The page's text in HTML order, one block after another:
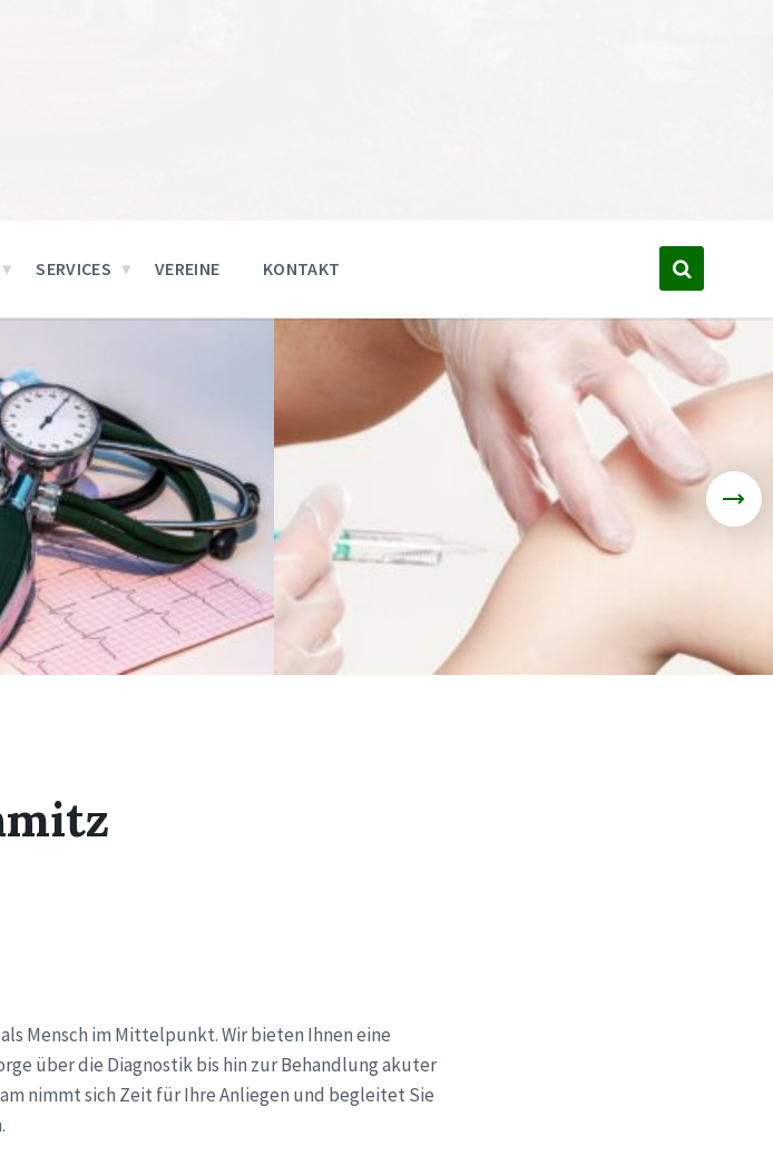
SERVICES VEREINE KONTAKT
Mensch im Mittelpunkt. Wir bieten Ihnen eine
über die Diagnostik bis hin zur Behandlung akuter
nimmt sich Zeit für Ihre Anliegen und begleitet Sie